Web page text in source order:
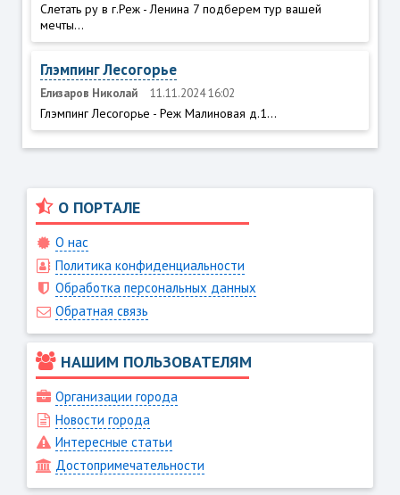
Слетать ру в г.Реж - Ленина 7 подберем тур вашей
мечты...
Глэмпинг Лесогорье
Елизаров Николай 11.11.2024 16:02
Глэмпинг Лесогорье - Реж Малиновая д.1...
О ПОРТАЛЕ
О нас
Политика конфиденциальности
Обработка персональных данных
Обратная связь
НАШИМ ПОЛЬЗОВАТЕЛЯМ
Организации города
Новости города
Интересные статьи
Достопримечательности